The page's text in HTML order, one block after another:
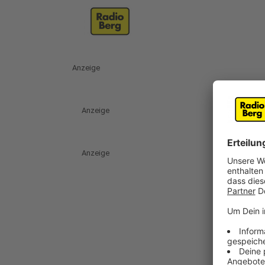
Anzeige
Anzeige
Anzeige